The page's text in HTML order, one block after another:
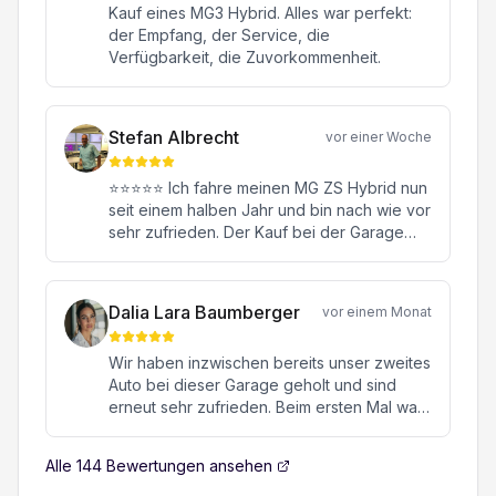
Kauf eines MG3 Hybrid. Alles war perfekt:
der Empfang, der Service, die
Verfügbarkeit, die Zuvorkommenheit.
Stefan Albrecht vor einer Woche
⭐⭐⭐⭐⭐ Ich fahre meinen MG ZS Hybrid nun
seit einem halben Jahr und bin nach wie vor
sehr zufrieden. Der Kauf bei der Garage
Ende eine rundum positive Erfahrung.
Verkaufsberater Herrn Janick Moor. Er hat
mich kompetent, ehrlich und ohne jeglichen
Verkaufsdruck beraten. Mit seiner
freundlichen, engagierten und
sympathischen Art hat er sich viel Zeit für all
aufgehoben gefühlt habe. Auch nach dem
Dalia Lara Baumberger vor einem Monat
Wir haben inzwischen bereits unser zweites
Auto bei dieser Garage geholt und sind
erneut sehr zufrieden. Beim ersten Mal war
gesamte Abwicklung von Anfang bis Ende
Alle 144 Bewertungen ansehen